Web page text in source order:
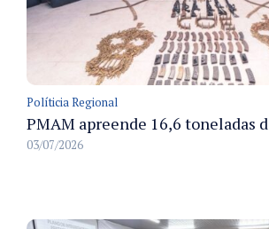
Políticia Regional
03/07/2026